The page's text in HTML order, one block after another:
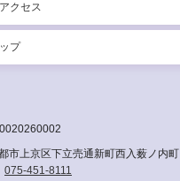
クセス
プ
市上京区下立売通新町西入薮ノ内町
075-451-8111